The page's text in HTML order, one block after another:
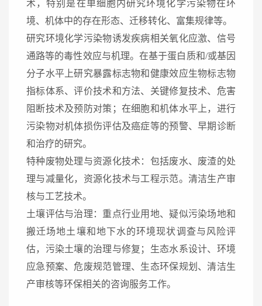
术，特别是在单细胞内研究环境化学污染物在环
境、机体中的存在形态、迁移转化、富集规律等。
研究环境化学污染物诱发疾病相关氧化应激、信号
通路等的毒性效应与机理。在基于蛋白质和/或基因
分子水平上研究暴露标志物和健康效应生物标志物
指标体系、评价技术和方法、关键修复技术、危害
阻断技术及预防对策；在细胞和机体水平上，进行
污染物对机体损伤评估及癌症等的预警、早期诊断
和治疗的研究。
特种废物处理与资源化技术：包括废水、废渣的处
理与减量化，资源化技术与工程示范。清洁生产审
核与工艺技术。
土壤评估与治理：重点行业用地、疑似污染场地和
搬迁场地土壤和地下水的环境现状调查与风险评
估，污染土壤的治理与修复；生态水系设计、环境
应急预案、危废规范管理、生态环保规划、清洁生
产审核等环保相关的咨询服务工作。